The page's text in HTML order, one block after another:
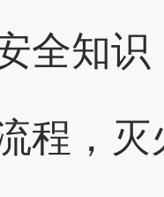
全知
程，